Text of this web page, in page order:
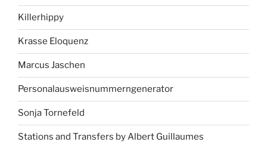
Killerhippy
Krasse Eloquenz
Marcus Jaschen
Personalausweisnummerngenerator
Sonja Tornefeld
Stations and Transfers by Albert Guillaumes